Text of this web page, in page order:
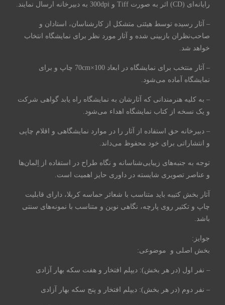
رایانه‌ای (CD) اثر به صورت Tiff و 300dpi به دبیرخانه ارسال نمایند.
– آثار رسیده توسط هیئتی متشکل از کارشناسان، استادان و
صاحب‌نظران بازبینی شده و آثار مورد نظر برای نمایشگاه انتخاب
خواهد شد.
– آثار منتخب برای نمایشگاه در ابعاد 70cm×100 چاپ و برای
نمایشگاه آماده می‌شود.
– به کلیه هنرمندانی که آثارشان به نمایشگاه راه یابد گواهی شرکت
و یک نسخه از کتاب نمایشگاه اهداء می‌شود.
– دبیرخانه حق ‌استفاده از آثار را در موارد نمایشگاهی و اقلام چاپی
و انتشاراتی برای خود محفوظ می‌داند.
توجه به جنبه‌های زیبایی‌شناسانه و نگاه طراح در استفاده از اِلمان‌ها
و عناصر تصویری شایسته در داوری حایز اهمیت است.
آثار بخش کتیبه باید متناسب با شعائر حماسه کربلا، دارای قابلیت‌
چاپ و تکثیر روی پارچه، نگاهی نوین و متناسب با نمونه‌های سنتی
باشد.
جوایز:
بخش اصلی و موضوعی:
– نفر اول (در هر بخش): دیپلم افتخار و هفت سکه بهار آزادی
– نفر دوم (در هر بخش): دیپلم افتخار و پنج سکه بهار آزادی